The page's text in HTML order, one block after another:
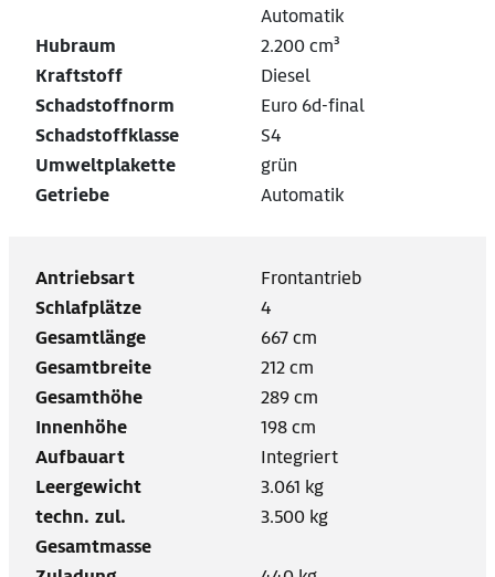
Automatik
Hubraum
2.200 cm³
Kraftstoff
Diesel
Schadstoffnorm
Euro 6d-final
Schadstoffklasse
S4
Umweltplakette
grün
Getriebe
Automatik
Antriebsart
Frontantrieb
Schlafplätze
4
Gesamtlänge
667 cm
Gesamtbreite
212 cm
Gesamthöhe
289 cm
Innenhöhe
198 cm
Aufbauart
Integriert
Leergewicht
3.061 kg
techn. zul.
Gesamtmasse
3.500 kg